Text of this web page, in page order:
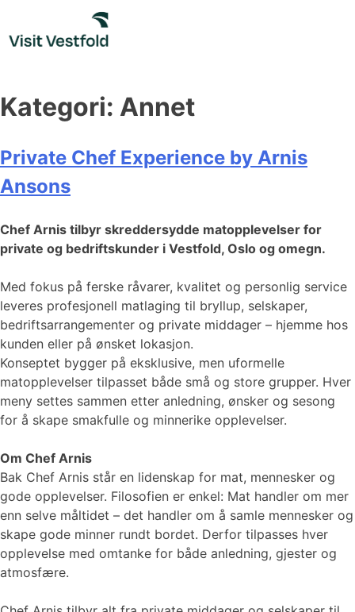
content
Kategori: Annet
Private Chef Experience by Arnis
Ansons
Chef Arnis tilbyr skreddersydde matopplevelser for
private og bedriftskunder i Vestfold, Oslo og omegn.
Med fokus på ferske råvarer, kvalitet og personlig service
leveres profesjonell matlaging til bryllup, selskaper,
bedriftsarrangementer og private middager – hjemme hos
kunden eller på ønsket lokasjon.
Konseptet bygger på eksklusive, men uformelle
matopplevelser tilpasset både små og store grupper. Hver
meny settes sammen etter anledning, ønsker og sesong
for å skape smakfulle og minnerike opplevelser.
Om Chef Arnis
Bak Chef Arnis står en lidenskap for mat, mennesker og
gode opplevelser. Filosofien er enkel: Mat handler om mer
enn selve måltidet – det handler om å samle mennesker og
skape gode minner rundt bordet. Derfor tilpasses hver
opplevelse med omtanke for både anledning, gjester og
atmosfære.